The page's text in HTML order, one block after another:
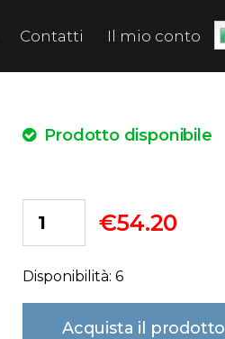
Contatti Il mio conto
Prodotto disponibile
€54.20
Disponibilità: 6
Acquista il prodotto